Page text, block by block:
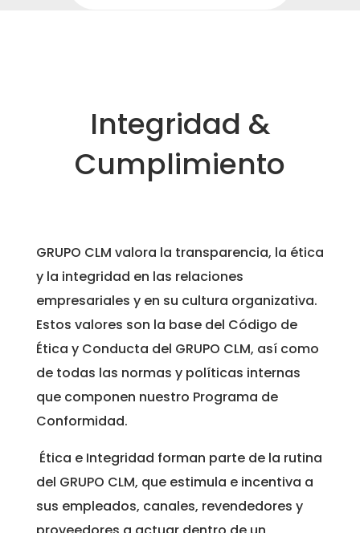
Integridad &
Cumplimiento
GRUPO CLM valora la transparencia, la ética
y la integridad en las relaciones
empresariales y en su cultura organizativa.
Estos valores son la base del Código de
Ética y Conducta del GRUPO CLM, así como
de todas las normas y políticas internas
que componen nuestro Programa de
Conformidad.
Ética e Integridad forman parte de la rutina
del GRUPO CLM, que estimula e incentiva a
sus empleados, canales, revendedores y